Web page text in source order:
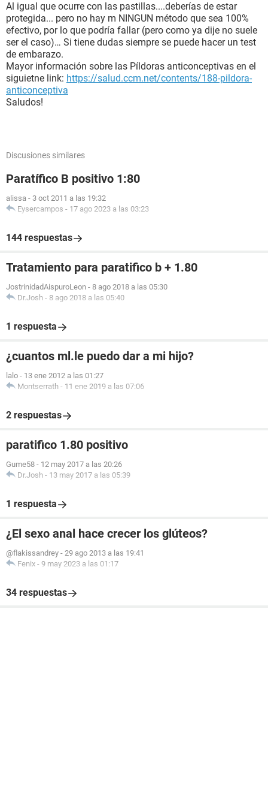
Al igual que ocurre con las pastillas....deberías de estar
protegida... pero no hay m NINGUN método que sea 100%
efectivo, por lo que podría fallar (pero como ya dije no suele
ser el caso)… Si tiene dudas siempre se puede hacer un test
de embarazo.
Mayor información sobre las Píldoras anticonceptivas en el
siguietne link: https://salud.ccm.net/contents/188-pildora-
anticonceptiva
Saludos!
Discusiones similares
Paratífico B positivo 1:80
alissa - 3 oct 2011 a las 19:32
Eysercampos - 17 ago 2023 a las 03:23
144 respuestas
Tratamiento para paratifico b + 1.80
JostrinidadAispuroLeon - 8 ago 2018 a las 05:30
Dr.Josh - 8 ago 2018 a las 05:40
1 respuesta
¿cuantos ml.le puedo dar a mi hijo?
lalo - 13 ene 2012 a las 01:27
Montserrath - 11 ene 2019 a las 07:06
2 respuestas
paratifico 1.80 positivo
Gume58 - 12 may 2017 a las 20:26
Dr.Josh - 13 may 2017 a las 05:39
1 respuesta
¿El sexo anal hace crecer los glúteos?
@flakissandrey - 29 ago 2013 a las 19:41
Fenix - 9 may 2023 a las 01:17
34 respuestas